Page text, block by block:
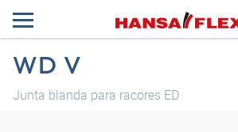
WD V
Junta blanda para racores ED